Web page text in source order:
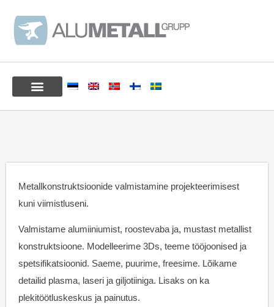
Metallkonstruktsioonide valmistamine projekteerimisest
kuni viimistluseni.
Valmistame alumiiniumist, roostevaba ja, mustast metallist
konstruktsioone. Modelleerime 3Ds, teeme tööjoonised ja
spetsifikatsioonid. Saeme, puurime, freesime. Lõikame
detailid plasma, laseri ja giljotiiniga. Lisaks on ka
plekitöötluskeskus ja painutus.